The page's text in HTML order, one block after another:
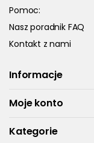
Pomoc:
Nasz poradnik FAQ
Kontakt z nami
Informacje
Moje konto
Kategorie